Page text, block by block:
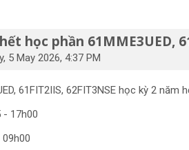
học phần 61MME3UED,
5 May 2026, 4:37 PM
61FIT2IIS, 62FIT3NSE học kỳ 2
- 17h00
- 09h00